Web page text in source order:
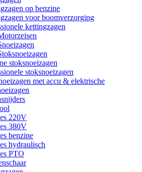
op benzine
voor boomverzorging
kettingzagen
stoksnoeizagen
stoksnoeizagen
met accu & elektrische
220V
380V
benzine
hydraulisch
PTO